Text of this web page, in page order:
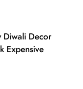
Diwali Decor
Expensive